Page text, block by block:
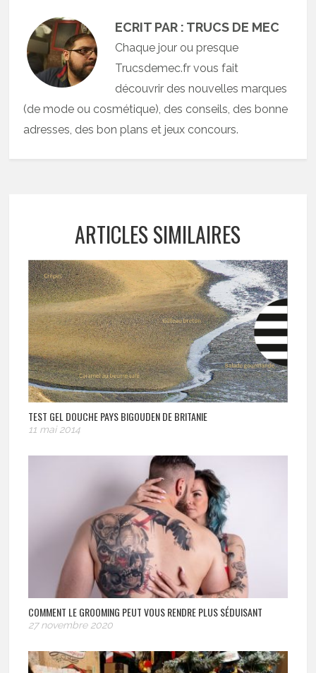
ECRIT PAR : TRUCS DE MEC
Chaque jour ou presque
Trucsdemec.fr vous fait
découvrir des nouvelles marques
(de mode ou cosmétique), des conseils, des bonne
adresses, des bon plans et jeux concours.
ARTICLES SIMILAIRES
TEST GEL DOUCHE PAYS BIGOUDEN DE BRITANIE
11 mai 2014
COMMENT LE GROOMING PEUT VOUS RENDRE PLUS SÉDUISANT
27 novembre 2020